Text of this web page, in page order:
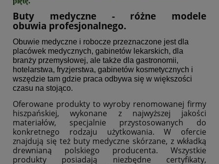
Buty medyczne - różne modele
obuwia profesjonalnego.
Obuwie medyczne i robocze przeznaczone jest dla
placówek medycznych, gabinetów lekarskich, dla
branży przemysłowej, ale także dla gastronomii,
hotelarstwa, fryzjerstwa, gabinetów kosmetycznych i
wszędzie tam gdzie praca odbywa się w większości
czasu na stojąco.
Oferowane produkty to wyroby renomowanej firmy
hiszpańskiej, wykonane z najwyższej jakości
materiałów, specjalnie przystosowanych do
konkretnego rodzaju użytkowania. W ofercie
znajdują się też buty medyczne skórzane, z wkładką
drewnianą polskiego producenta. Wszystkie
produkty posiadają niezbędne certyfikaty,